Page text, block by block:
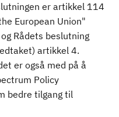
er artikkel 114
European Union"
Rådets beslutning
artikkel 4.
er også med på å
Policy
bedre tilgang til